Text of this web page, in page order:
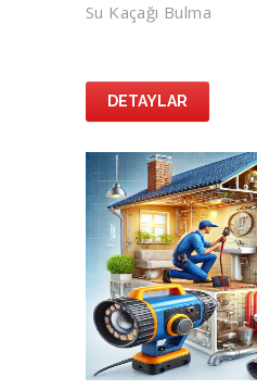
Su Kaçağı Bulma
DETAYLAR